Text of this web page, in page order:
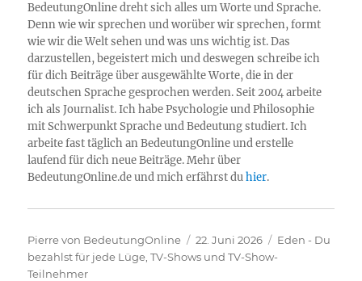
BedeutungOnline dreht sich alles um Worte und Sprache.
Denn wie wir sprechen und worüber wir sprechen, formt
wie wir die Welt sehen und was uns wichtig ist. Das
darzustellen, begeistert mich und deswegen schreibe ich
für dich Beiträge über ausgewählte Worte, die in der
deutschen Sprache gesprochen werden. Seit 2004 arbeite
ich als Journalist. Ich habe Psychologie und Philosophie
mit Schwerpunkt Sprache und Bedeutung studiert. Ich
arbeite fast täglich an BedeutungOnline und erstelle
laufend für dich neue Beiträge. Mehr über
BedeutungOnline.de und mich erfährst duhier.
Autor
Pierre von BedeutungOnline
Veröffentlicht
am
22. Juni 2026 Kategorien
Eden - Du
bezahlst für jede Lüge ,TV-Shows und TV-Show-
Teilnehmer